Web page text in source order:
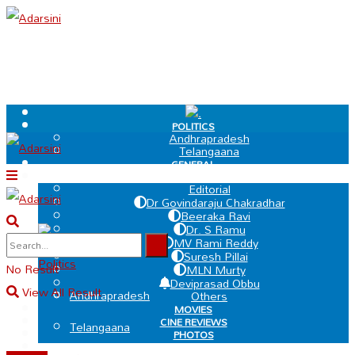
.
POLITICS
Andhrapradesh
Telangaana
GENERAL
Editorial
Dr Govindaraju Chakradhar
Beeraka Ravi
Dr. S Ramu
MV Rami Reddy
Suresh Pillai
MLN Murty
Deviprasad Obbu
Others
MOVIES
CINE REVIEWS
PHOTOS
VIDEOS
.
Politics
Andhrapradesh
Telangaana
No Result
View All Result